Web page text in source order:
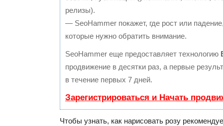
релизы).
— SeoHammer покажет, где рост или
которые нужно обратить внимание.
SeoHammer еще предоставляет технологию
продвижение в десятки раз, а первые
в течение первых 7 дней.
Зарегистрироваться и Начать
Чтобы узнать, как нарисовать розу